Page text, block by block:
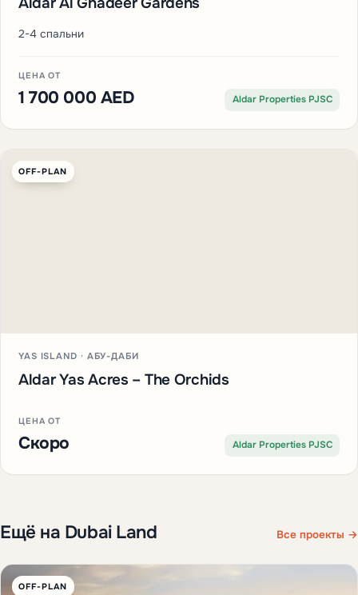
2-4 спальни
ЦЕНА ОТ
1 700 000 AED Aldar Properties PJSC
OFF-PLAN
YAS ISLAND · АБУ-ДАБИ
Aldar Yas Acres – The Orchids
ЦЕНА ОТ
Скоро Aldar Properties PJSC
Ещё на Dubai Land Все проекты →
OFF-PLAN